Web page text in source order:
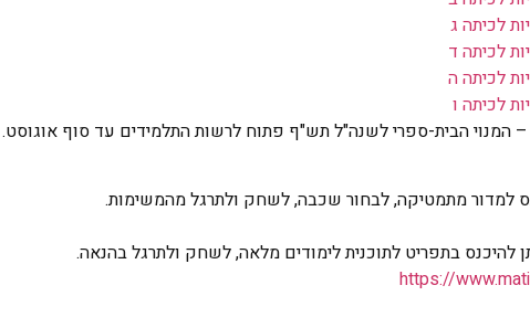
לכיתה ג
לכיתה ד
לכיתה ה
לכיתה ו
המנוי הבית-ספרי לשנה"ל תש"ף פתוח לרשות התלמידים עד סוף
למדור מתמטיקה, לבחור שכבה, לשחק ולתרגל מהמשימות.
להיכנס בתפריט לתוכנית לימודים מלאה, לשחק ולתרגל בהנאה.
https://